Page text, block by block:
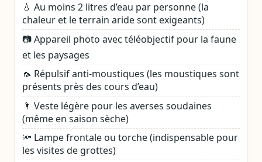
💧 Au moins 2 litres d’eau par personne (la
chaleur et le terrain aride sont exigeants)
📷 Appareil photo avec téléobjectif pour la faune
et les paysages
🦟 Répulsif anti‑moustiques (les moustiques sont
présents près des cours d’eau)
🌂 Veste légère pour les averses soudaines
(même en saison sèche)
🔦 Lampe frontale ou torche (indispensable pour
les visites de grottes)